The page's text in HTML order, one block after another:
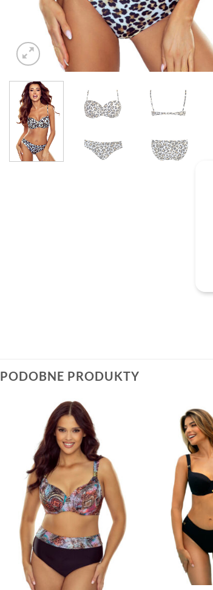
PODOBNE PRODUKTY